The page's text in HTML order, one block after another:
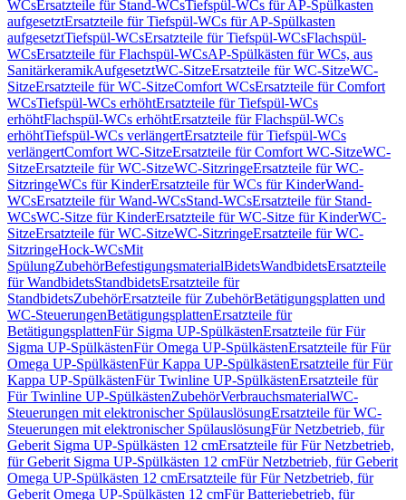
WCsErsatzteile für Stand-WCsTiefspül-WCs für AP-Spülkasten
aufgesetztErsatzteile für Tiefspül-WCs für AP-Spülkasten
aufgesetztTiefspül-WCsErsatzteile für Tiefspül-WCsFlachspül-
WCsErsatzteile für Flachspül-WCsAP-Spülkästen für WCs, aus
SanitärkeramikAufgesetztWC-SitzeErsatzteile für WC-SitzeWC-
SitzeErsatzteile für WC-SitzeComfort WCsErsatzteile für Comfort
WCsTiefspül-WCs erhöhtErsatzteile für Tiefspül-WCs
erhöhtFlachspül-WCs erhöhtErsatzteile für Flachspül-WCs
erhöhtTiefspül-WCs verlängertErsatzteile für Tiefspül-WCs
verlängertComfort WC-SitzeErsatzteile für Comfort WC-SitzeWC-
SitzeErsatzteile für WC-SitzeWC-SitzringeErsatzteile für WC-
SitzringeWCs für KinderErsatzteile für WCs für KinderWand-
WCsErsatzteile für Wand-WCsStand-WCsErsatzteile für Stand-
WCsWC-Sitze für KinderErsatzteile für WC-Sitze für KinderWC-
SitzeErsatzteile für WC-SitzeWC-SitzringeErsatzteile für WC-
SitzringeHock-WCsMit
SpülungZubehörBefestigungsmaterialBidetsWandbidetsErsatzteile
für WandbidetsStandbidetsErsatzteile für
StandbidetsZubehörErsatzteile für ZubehörBetätigungsplatten und
WC-SteuerungenBetätigungsplattenErsatzteile für
BetätigungsplattenFür Sigma UP-SpülkästenErsatzteile für Für
Sigma UP-SpülkästenFür Omega UP-SpülkästenErsatzteile für Für
Omega UP-SpülkästenFür Kappa UP-SpülkästenErsatzteile für Für
Kappa UP-SpülkästenFür Twinline UP-SpülkästenErsatzteile für
Für Twinline UP-SpülkästenZubehörVerbrauchsmaterialWC-
Steuerungen mit elektronischer SpülauslösungErsatzteile für WC-
Steuerungen mit elektronischer SpülauslösungFür Netzbetrieb, für
Geberit Sigma UP-Spülkästen 12 cmErsatzteile für Für Netzbetrieb,
für Geberit Sigma UP-Spülkästen 12 cmFür Netzbetrieb, für Geberit
Omega UP-Spülkästen 12 cmErsatzteile für Für Netzbetrieb, für
Geberit Omega UP-Spülkästen 12 cmFür Batteriebetrieb, für